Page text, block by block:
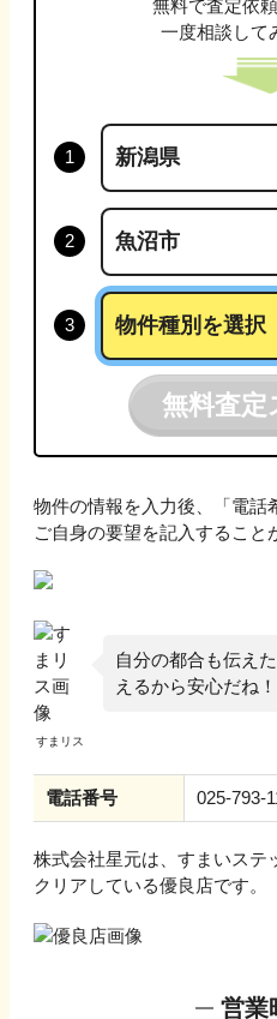
無料で査定依
一度相談して
無料査定
物件の情報を入力後、「電話
ご自身の要望を記入すること
自分の都合も伝え
えるから安心だね！
電話番号 025-793-
株式会社星元は、すまいステ
クリアしている優良店です。
営業